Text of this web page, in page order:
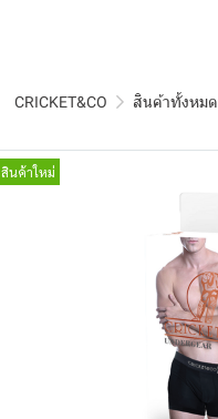
CRICKET&CO สินค้าทั้งหมด
สินค้าใหม่